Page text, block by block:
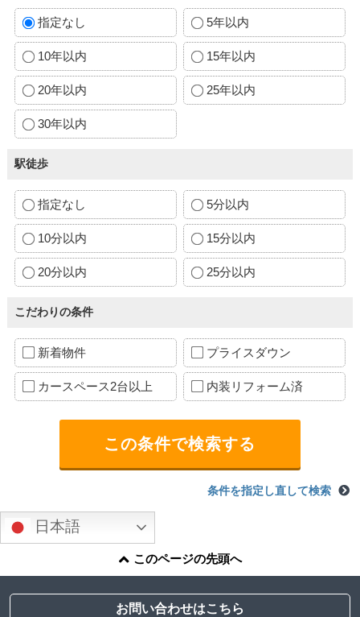
指定なし 5年以内
10年以内 15年以内
20年以内 25年以内
30年以内
駅徒歩
指定なし 5分以内
10分以内 15分以内
20分以内 25分以内
こだわりの条件
新着物件 プライスダウン
カースペース2台以上 内装リフォーム済
条件を指定し直して検索
日本語
このページの先頭へ
お問い合わせはこちら